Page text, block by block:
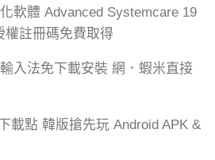
軟體 Advanced Systemcare 19
權註冊碼免費取得
入法免下載安裝 網．蝦米直接
載點 韓版搶先玩 Android APK &